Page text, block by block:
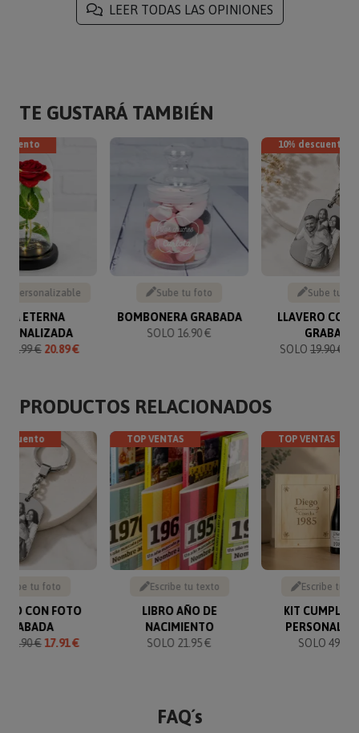
LEER TODAS LAS OPINIONES
TE GUSTARÁ TAMBIÉN
personalizable
ETERNA
21.99 € 20.89 €
Sube tu foto
BOMBONERA GRABADA
SOLO 16.90 €
10% descuento
Sube tu
LLAVERO CON
GRABADA
SOLO19.90 €
PRODUCTOS RELACIONADOS
Sube tu foto
CON FOTO
GRABADA
19.90 €17.91 €
TOP VENTAS
Escribe tu texto
LIBRO AÑO DE
NACIMIENTO
SOLO 21.95 €
TOP VENTAS
Escribe tu
KIT
SOLO 49.90
FAQ´s